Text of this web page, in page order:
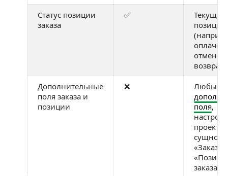
Статус позиции
заказа
✅
Текущий
позиции
Дополнительные
поля заказа и
позиции
❌
Любые
поля,
проекте
«Заказ»
заказа»